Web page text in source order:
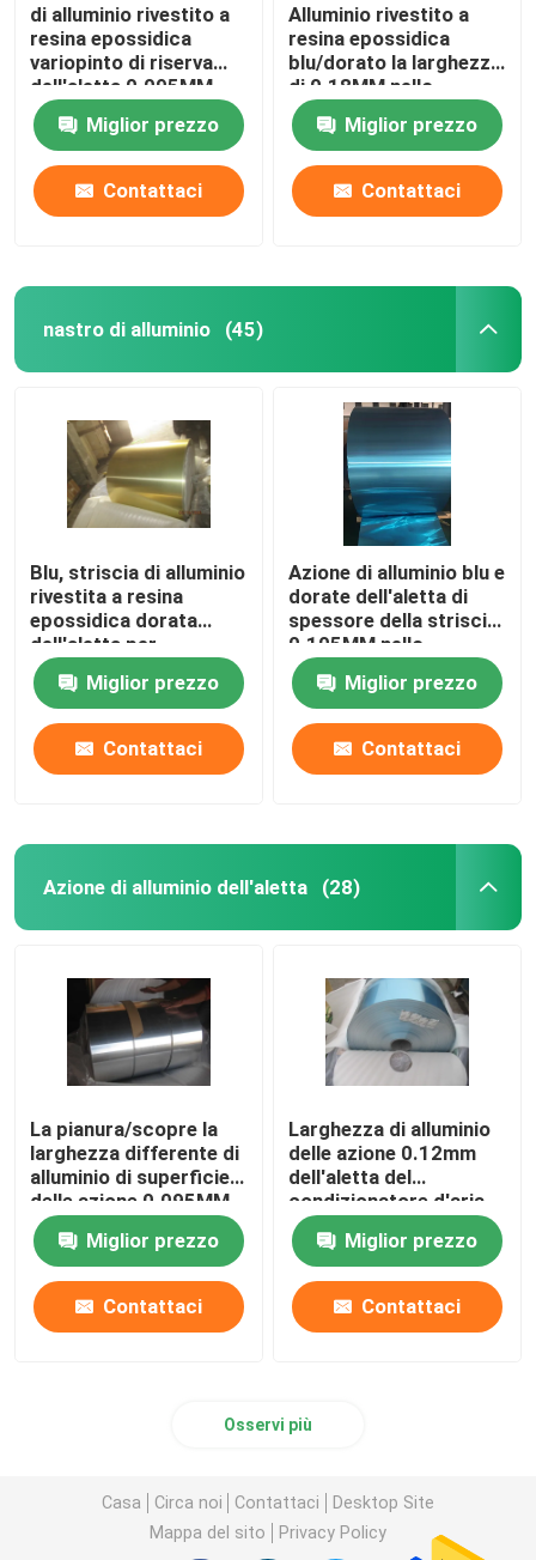
di alluminio rivestito a
resina epossidica
variopinto di riserva
dell'aletta 0.095MM
con la varia larghezza
Miglior prezzo
Contattaci
Alluminio rivestito a
resina epossidica
blu/dorato la larghezza
di 0.18MM nello
scambiatore di calore
Miglior prezzo
Contattaci
nastro di alluminio (45)
Blu, striscia di alluminio
rivestita a resina
epossidica dorata
dell'aletta per
spessore del
condizionatore d'aria
0.20mm
Miglior prezzo
Contattaci
Azione di alluminio blu e
dorate dell'aletta di
spessore della striscia
0.105MM nello
scambiatore di calore
Miglior prezzo
Contattaci
Azione di alluminio dell'aletta (28)
La pianura/scopre la
larghezza differente di
alluminio di superficie
delle azione 0.095MM
dell'aletta
Miglior prezzo
Contattaci
Larghezza di alluminio
delle azione 0.12mm
dell'aletta del
condizionatore d'aria
varia con blu/dorato
Miglior prezzo
Contattaci
Osservi più
Casa Circa noi Contattaci
Desktop Site
Mappa del sito
Privacy Policy